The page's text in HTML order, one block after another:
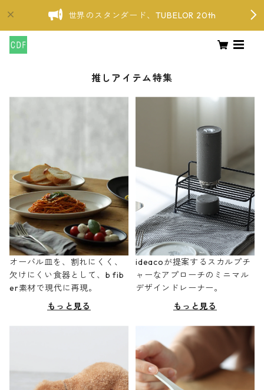
世界のスタンダード、TUBELOR 20th
推しアイテム特集
オーバル皿を、割れにくく、
欠けにくい食器として、b fib
er素材で現代に再現。
もっと見る
ideacoが提案するスカルプチ
ャーなアプローチのミニマル
デザインドレーナー。
もっと見る